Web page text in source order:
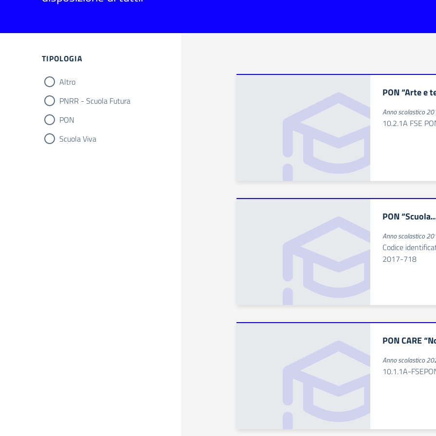
Filtri
TIPOLOGIA
Altro
PNRR - Scuola Futura
PON
Scuola Viva
PON “Arte e
Anno scolastico
10.2.1A FSE
PON
Anno scolastico
Codice
2017-718
PON CARE
Anno scolastico
10.1.1A-